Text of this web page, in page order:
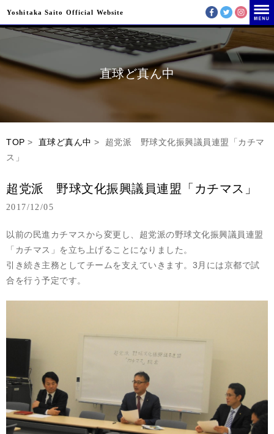
Yoshitaka Saito Official Website
直球ど真ん中
TOP > 直球ど真ん中 > 超党派 野球文化振興議員連盟「カチマ
ス」
超党派 野球文化振興議員連盟「カチマス」
2017/12/05
以前の民進カチマスから変更し、超党派の野球文化振興議員連盟
「カチマス」を立ち上げることになりました。
引き続き主務としてチームを支えていきます。3月には京都で試
合を行う予定です。